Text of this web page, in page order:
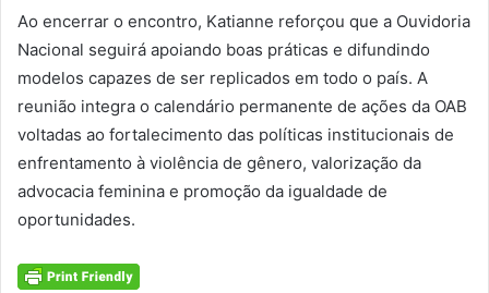
Ao encerrar o encontro, Katianne reforçou que a Ouvidoria
Nacional seguirá apoiando boas práticas e difundindo
modelos capazes de ser replicados em todo o país. A
reunião integra o calendário permanente de ações da OAB
voltadas ao fortalecimento das políticas institucionais de
enfrentamento à violência de gênero, valorização da
advocacia feminina e promoção da igualdade de
oportunidades.